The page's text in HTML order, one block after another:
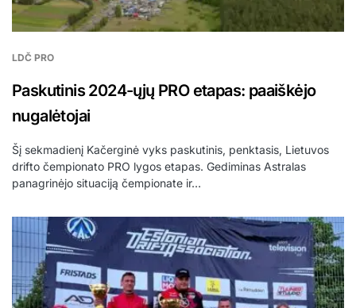
LDČ PRO
Paskutinis 2024-ųjų PRO etapas: paaiškėjo
nugalėtojai
Šį sekmadienį Kačerginė vyks paskutinis, penktasis, Lietuvos
drifto čempionato PRO lygos etapas. Gediminas Astralas
panagrinėjo situaciją čempionate ir…